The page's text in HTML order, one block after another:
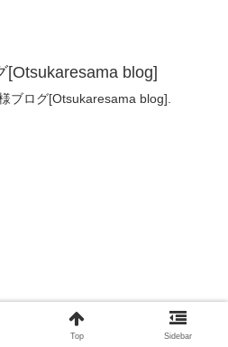
[Otsukaresama blog]
ブログ[Otsukaresama blog].
Top Sidebar